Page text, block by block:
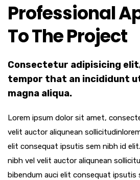
Professional
To The Project
Consectetur adipisicing
tempor that an incididunt
magna aliqua.
Lorem ipsum dolor sit amet,
velit auctor aliqunean
elit consequat ipsutis sem nibh id
nibh vel velit auctor aliqunean
bibendum auci elit consequat ipsutis